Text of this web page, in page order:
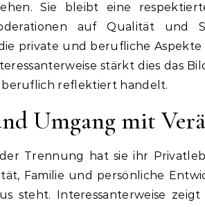
Sie bleibt eine
auf Qualität und
private und berufliche
stärkt dies das
beruflich reflektiert handelt.
Umgang mit
Trennung hat sie ihr
Familie und persönliche
steht. Interessanterweise zeigt